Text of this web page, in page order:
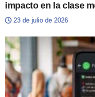
impacto en la clase
23 de julio de 2026